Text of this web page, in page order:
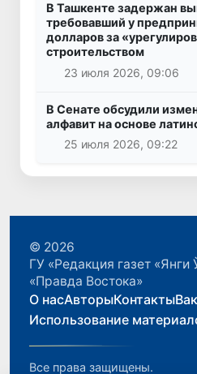
В Ташкенте задержан
требовавший у
долларов за
строительством
23 июля 2026, 09:06
В Сенате обсудили
алфавит на основе
25 июля 2026, 09:22
© 2026
ГУ «Редакция газет «Янги
«Правда Востока»
О насАвторыКонтакты
Использование
Все права защищены.